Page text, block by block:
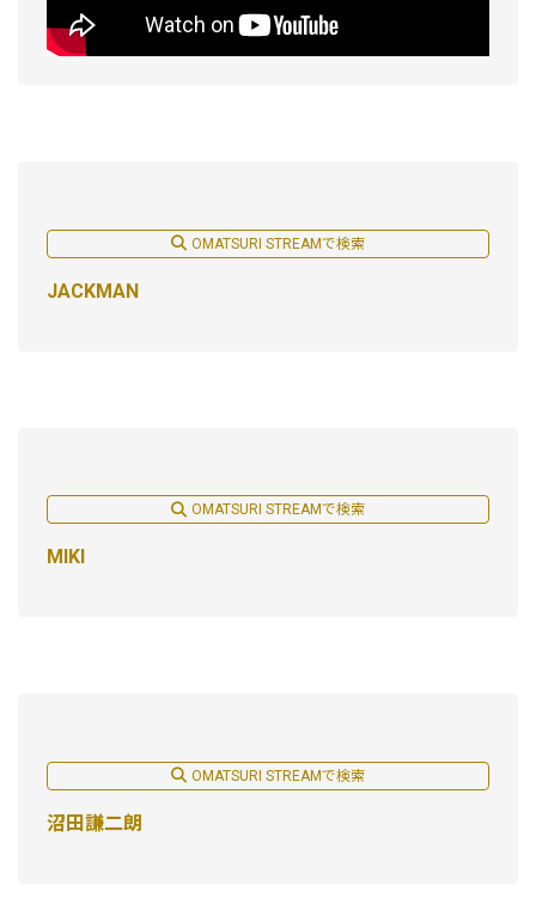
OMATSURI STREAMで検索
JACKMAN
OMATSURI STREAMで検索
MIKI
OMATSURI STREAMで検索
沼田謙二朗